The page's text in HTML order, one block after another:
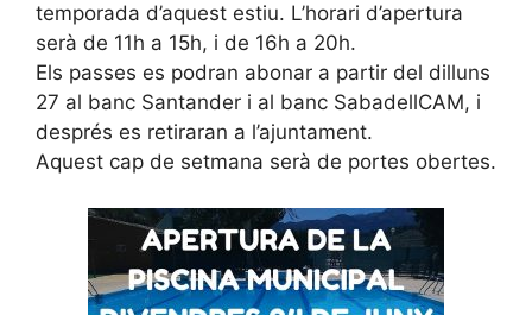
temporada d’aquest estiu. L’horari d’apertura
serà de 11h a 15h, i de 16h a 20h.
Els passes es podran abonar a partir del dilluns
27 al banc Santander i al banc SabadellCAM, i
després es retiraran a l’ajuntament.
Aquest cap de setmana serà de portes obertes.